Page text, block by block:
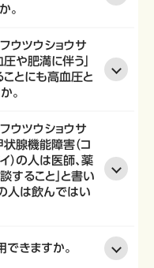
。
ウツウショウサ
や肥満に伴う」
ことにも高血圧と
。
ウツウショウサ
腺機能障害（コ
）の人は医師、薬
すること」と書い
人は飲んではい
できますか。